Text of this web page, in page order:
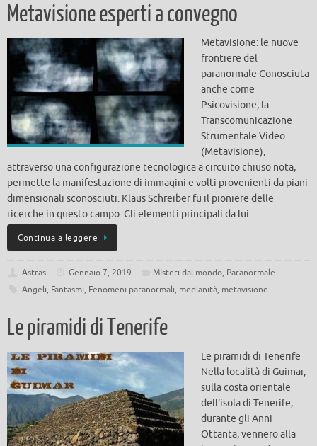
Metavisione esperti a convegno
Metavisione: le nuove
frontiere del
paranormale Conosciuta
anche come
Psicovisione, la
Transcomunicazione
Strumentale Video
(Metavisione),
attraverso una configurazione tecnologica a circuito chiuso nota,
permette la manifestazione di immagini e volti provenienti da piani
dimensionali sconosciuti. Klaus Schreiber fu il pioniere delle
ricerche in questo campo. Gli elementi principali da lui…
Continua a leggere
Astras Gennaio 7, 2019 MIsteri dal mondo, Paranormale
Angeli, Fantasmi, Fenomeni paranormali, medianità, metavisione
Le piramidi di Tenerife
Le piramidi di Tenerife
Nella località di Guimar,
sulla costa orientale
dell’isola di Tenerife,
durante gli Anni
Ottanta, vennero alla